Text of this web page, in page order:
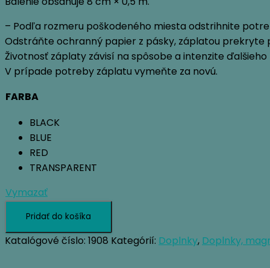
3,95 €.3,63 €.
– Podľa rozmeru poškodeného miesta odstrihnite
Odstráňte ochranný papier z pásky, záplatou
Životnosť záplaty závisí na spôsobe a intenzite ďalšieho
V prípade potreby záplatu vymeňte za novú.
FARBA
BLACK
BLUE
RED
TRANSPARENT
Vymazať
JOSEPH
Pridať do košíka
Katalógové číslo: 1908 Kategórií: Doplnky, Doplnky,